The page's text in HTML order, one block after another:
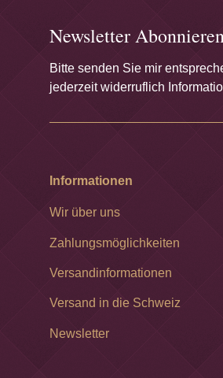
Newsletter
Bitte senden Sie mir
jederzeit widerruflich
Informationen
Wir über uns
Zahlungsmöglichkeiten
Versandinformationen
Versand in die Schweiz
Newsletter